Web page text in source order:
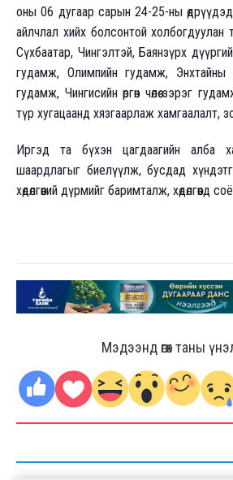
оны 06 дугаар сарын 24-25-ны
айлчлал хийх болсонтой холбогдуулан
Сүхбаатар, Чингэлтэй, Баянзүрх
гудамж, Олимпийн гудамж, Энхтайны
гудамж, Чингисийн өргөн чөлөө зэрэг
түр хугацаанд хязгаарлаж хамгаалалт,
Иргэд та бүхэн цагдаагийн алба
шаардлагыг биелүүлж, бусдад
хөдөлгөөний дүрмийг баримталж, хөдөлгөөнд
Мэдээнд өгөх таны